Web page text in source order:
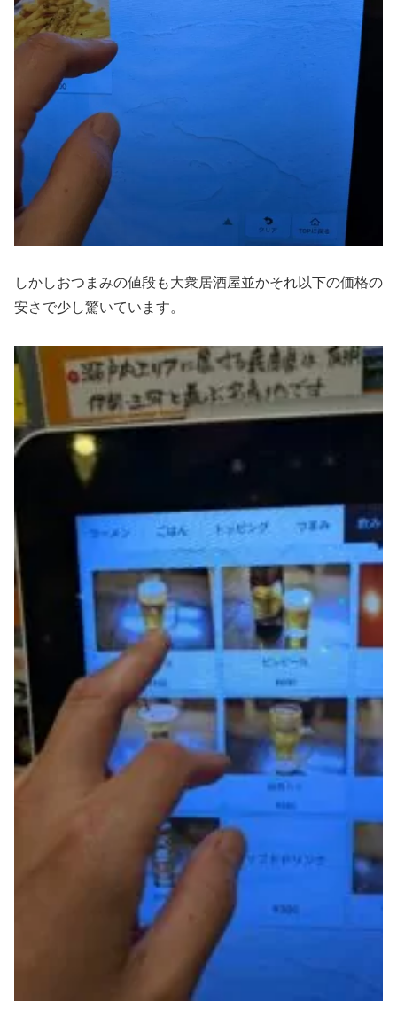
しかしおつまみの値段も大衆居酒屋並かそれ以下の価格の
安さで少し驚いています。